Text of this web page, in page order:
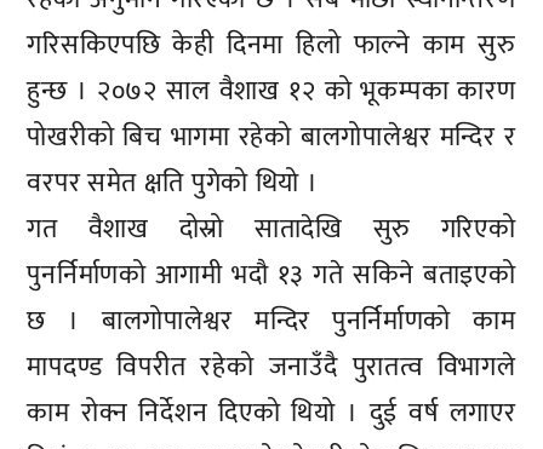
गरिसकिएपछि केही दिनमा हिलो फाल्ने काम सुरु
हुन्छ । २०७२ साल वैशाख १२ को भूकम्पका कारण
पोखरीको बिच भागमा रहेको बालगोपालेश्वर मन्दिर र
वरपर समेत क्षति पुगेको थियो ।
गत वैशाख दोस्रो सातादेखि सुरु गरिएको
पुनर्निर्माणको आगामी भदौ १३ गते सकिने बताइएको
छ । बालगोपालेश्वर मन्दिर पुनर्निर्माणको काम
मापदण्ड विपरीत रहेको जनाउँदै पुरातत्व विभागले
काम रोक्न निर्देशन दिएको थियो । दुई वर्ष लगाएर